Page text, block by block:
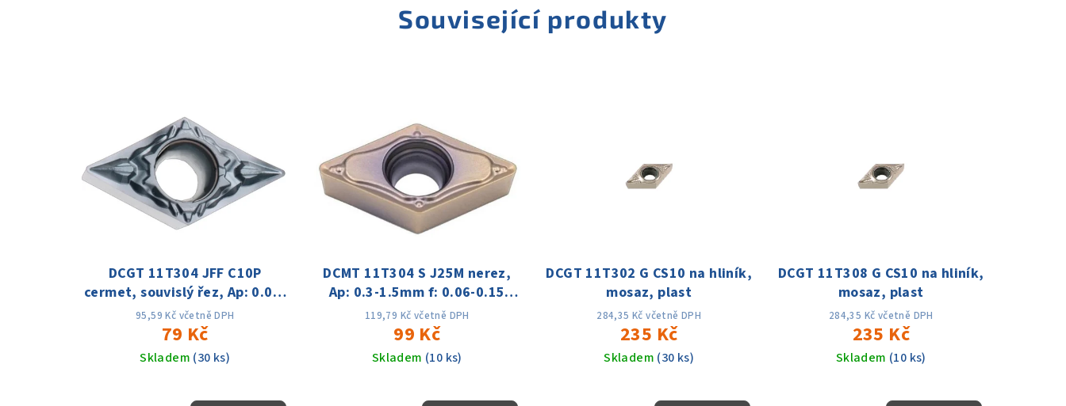
Související produkty
DCGT 11T304 JFF C10P
cermet, souvislý řez, Ap: 0.03-
0.5mm; f:0.01-0.1,Vc:180-
350m/min
95,59 Kč včetně DPH
79 Kč
Skladem (30 ks)
DCMT 11T304 S J25M nerez,
Ap: 0.3-1.5mm f: 0.06-0.15
Vc:60-180m
119,79 Kč včetně DPH
99 Kč
Skladem (10 ks)
DCGT 11T302 G CS10 na hliník,
mosaz, plast
284,35 Kč včetně DPH
235 Kč
Skladem (30 ks)
DCGT 11T308 G CS10 na hliník,
mosaz, plast
284,35 Kč včetně DPH
235 Kč
Skladem (10 ks)